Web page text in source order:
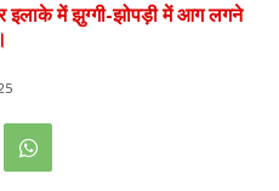
में झुग्गी-झोपड़ी में आग लगने